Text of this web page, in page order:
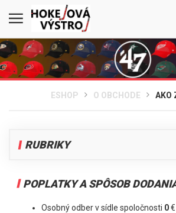
ESHOP O OBCHODE AKO
RUBRIKY
Doručenie - poplatky
Odstúpenie od zmluvy
POPLATKY A SPÔSOB
Osobný odber v sídle spoločnosti 0€